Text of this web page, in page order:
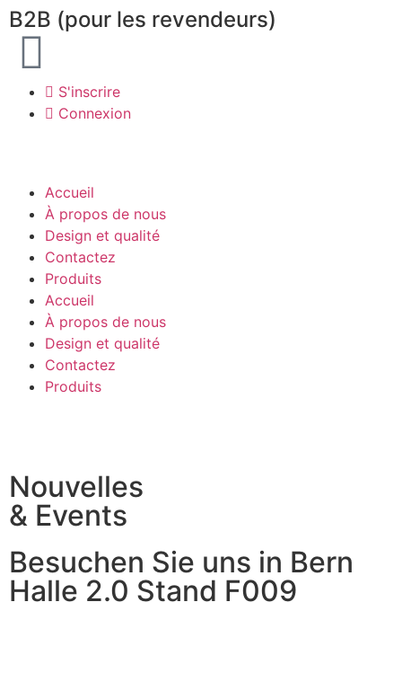
B2B (pour les revendeurs)
S'inscrire
Connexion
Accueil
À propos de nous
Design et qualité
Contactez
Produits
Accueil
À propos de nous
Design et qualité
Contactez
Produits
Nouvelles
& Events
Besuchen Sie uns in Bern
Halle 2.0 Stand F009